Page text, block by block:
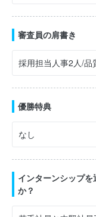
審査員の肩書き
採用担当人事2人/品
優勝特典
なし
インターンシップ
か？